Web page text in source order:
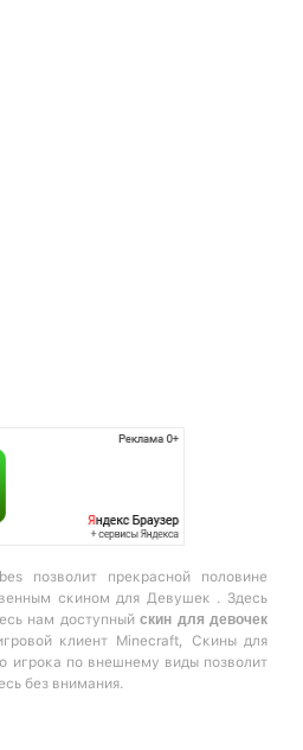
позволит прекрасной половине
скином для Девушек . Здесь
нам доступныйскин для девочек
клиент Minecraft, Скины для
игрока по внешнему виды позволит
без внимания.